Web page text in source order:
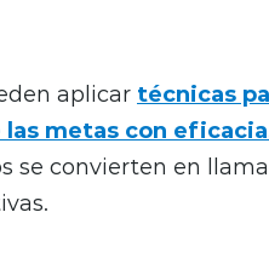
aplicar técnicas
metas con
se convierten en